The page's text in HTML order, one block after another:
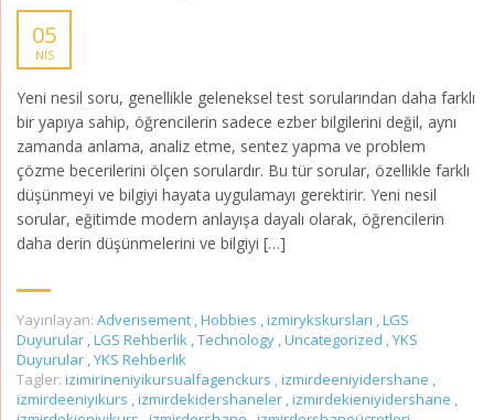
05
NIS
Yeni nesil soru, genellikle geleneksel test sorularından daha farklı
bir yapıya sahip, öğrencilerin sadece ezber bilgilerini değil, aynı
zamanda anlama, analiz etme, sentez yapma ve problem
çözme becerilerini ölçen sorulardır. Bu tür sorular, özellikle farklı
düşünmeyi ve bilgiyi hayata uygulamayı gerektirir. Yeni nesil
sorular, eğitimde modern anlayışa dayalı olarak, öğrencilerin
daha derin düşünmelerini ve bilgiyi […]
Yayınlayan: Adverisement ,Hobbies ,izmirykskursları ,LGS
Duyurular ,LGS Rehberlik ,Technology ,Uncategorized ,YKS
Duyurular ,YKS Rehberlik
Tagler: izimirineniyikursualfagenckurs ,izmirdeeniyidershane ,
izmirdeeniyikurs ,izmirdekidershaneler ,izmirdekieniyidershane ,